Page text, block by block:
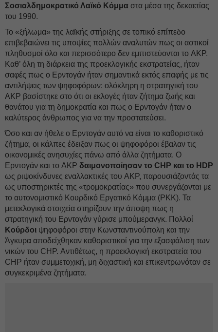
Σοσιαλδημοκρατικό Λαϊκό Κόμμα στα μέσα της δεκαετίας
του 1990.
Το «ξήλωμα» της λαϊκής στήριξης σε τοπικό επίπεδο
επιβεβαιώνει τις υποψίες πολλών αναλυτών πως οι αστικοί
πληθυσμοί όλο και περισσότερο δεν εμπιστεύονται το AKP.
Καθ’ όλη τη διάρκεια της προεκλογικής εκστρατείας, ήταν
σαφές πως ο Ερντογάν ήταν σημαντικά εκτός επαφής με τις
αντιλήψεις των ψηφοφόρων: ολόκληρη η στρατηγική του
AKP βασίστηκε στο ότι οι εκλογές ήταν ζήτημα ζωής και
θανάτου για τη δημοκρατία και πως ο Ερντογάν ήταν ο
καλύτερος άνθρωπος για να την προστατεύσει.
Όσο και αν ήθελε ο Ερντογάν αυτό να είναι το καθοριστικό
ζήτημα, οι κάλπες έδειξαν πως οι ψηφοφόροι έβαλαν τις
οικονομικές ανησυχίες πάνω από άλλα ζητήματα. Ο
Ερντογάν και το AKP δαιμονοποίησαν το CHP και το HDP
ως ριψοκίνδυνες εναλλακτικές του AKP, παρουσιάζοντάς τα
ως υποστηρικτές της «τρομοκρατίας» που συνεργάζονται με
το αυτονομιστικό Κουρδικό Εργατικό Κόμμα (PKK). Τα
μετεκλογικά στοιχεία στηρίζουν την άποψη πως η
στρατηγική του Ερντογάν γύρισε μπούμερανγκ. Πολλοί
Κούρδοι ψηφοφόροι στην Κωνσταντινούπολη και την
Άγκυρα αποδείχθηκαν καθοριστικοί για την εξασφάλιση των
νικών του CHP. Αντιθέτως, η προεκλογική εκστρατεία του
CHP ήταν συμμετοχική, μη διχαστική και επικεντρωνόταν σε
συγκεκριμένα ζητήματα.